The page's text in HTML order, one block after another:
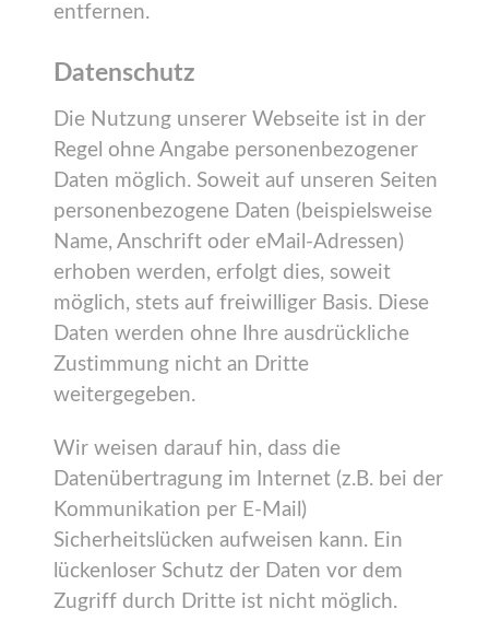
entfernen.
Datenschutz
Die Nutzung unserer Webseite ist in der
Regel ohne Angabe personenbezogener
Daten möglich. Soweit auf unseren Seiten
personenbezogene Daten (beispielsweise
Name, Anschrift oder eMail-Adressen)
erhoben werden, erfolgt dies, soweit
möglich, stets auf freiwilliger Basis. Diese
Daten werden ohne Ihre ausdrückliche
Zustimmung nicht an Dritte
weitergegeben.
Wir weisen darauf hin, dass die
Datenübertragung im Internet (z.B. bei der
Kommunikation per E-Mail)
Sicherheitslücken aufweisen kann. Ein
lückenloser Schutz der Daten vor dem
Zugriff durch Dritte ist nicht möglich.